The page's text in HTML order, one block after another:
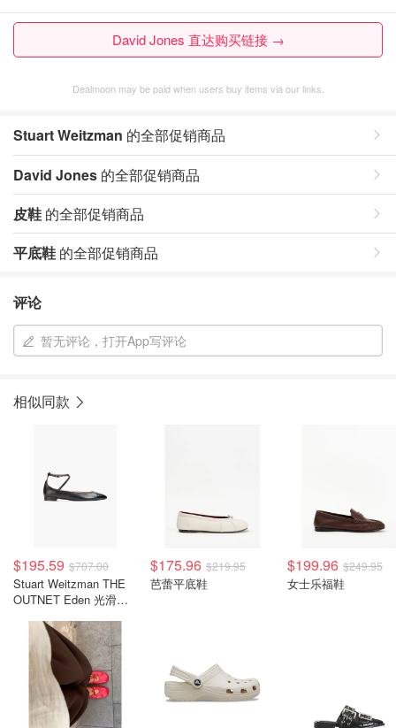
David Jones 直达购买链接 →
Dealmoon may be paid when users buy items via our links.
Stuart Weitzman 的全部促销商品
David Jones 的全部促销商品
皮鞋 的全部促销商品
平底鞋 的全部促销商品
评论
暂无评论，打开App写评论
相似同款
$195.59 $707.00
Stuart Weitzman THE
OUTNET Eden 光滑镜
$175.96 $219.95
芭蕾平底鞋
$199.96 $249.95
女士乐福鞋